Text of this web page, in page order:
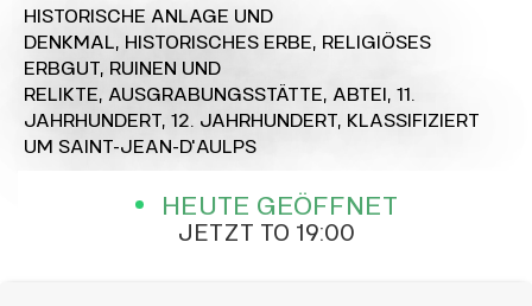
HISTORISCHE ANLAGE UND
DENKMAL, HISTORISCHES ERBE, RELIGIÖSES
ERBGUT, RUINEN UND
RELIKTE, AUSGRABUNGSSTÄTTE, ABTEI, 11.
JAHRHUNDERT, 12. JAHRHUNDERT, KLASSIFIZIERT
UM SAINT-JEAN-D'AULPS
HEUTE GEÖFFNET
JETZT TO 19:00